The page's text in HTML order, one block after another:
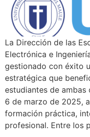
La Dirección de las
Electrónica e
gestionado con éxito
estratégica que
estudiantes de ambas
6 de marzo de 2025,
formación práctica,
profesional. Entre los